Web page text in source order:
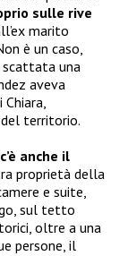
sulle rive
marito
è un caso,
scattata una
aveva
territorio.
c’è anche il
proprietà della
e suite,
sul tetto
oltre a una
persone, il